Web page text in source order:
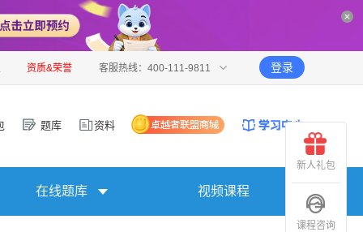
资质&荣誉 客服热线：400-111-9811 登录
题库 资料
在线题库 视频课程
新人礼包
课程咨询